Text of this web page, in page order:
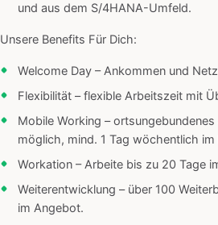
und aus dem S/4HANA-Umfeld.
Unsere Benefits Für Dich:
Welcome Day – Ankommen und
Flexibilität – flexible Arbeitszeit mit
Mobile Working –
möglich, mind. 1 Tag wöchentlich im
Workation – Arbeite bis zu 20 Tage
Weiterentwicklung – über 100
im Angebot.